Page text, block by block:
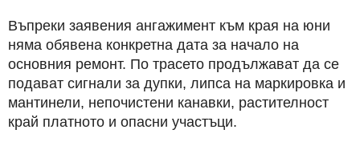
Въпреки заявения ангажимент към края на юни
няма обявена конкретна дата за начало на
основния ремонт. По трасето продължават да се
подават сигнали за дупки, липса на маркировка и
мантинели, непочистени канавки, растителност
край платното и опасни участъци.